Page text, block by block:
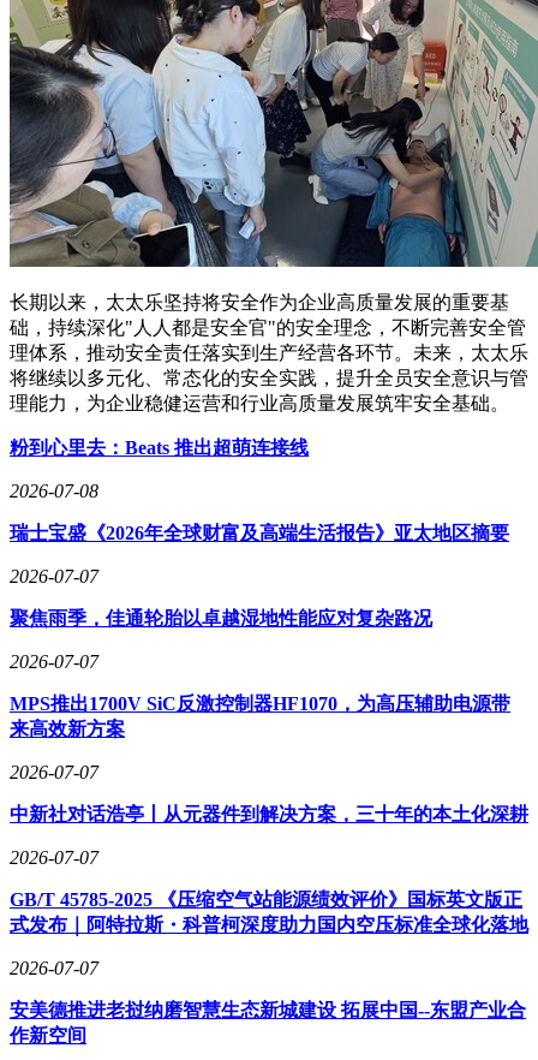
长期以来，太太乐坚持将安全作为企业高质量发展的重要基
础，持续深化"人人都是安全官"的安全理念，不断完善安全管
理体系，推动安全责任落实到生产经营各环节。未来，太太乐
将继续以多元化、常态化的安全实践，提升全员安全意识与管
理能力，为企业稳健运营和行业高质量发展筑牢安全基础。
粉到心里去：Beats 推出超萌连接线
2026-07-08
瑞士宝盛《2026年全球财富及高端生活报告》亚太地区摘要
2026-07-07
聚焦雨季，佳通轮胎以卓越湿地性能应对复杂路况
2026-07-07
MPS推出1700V SiC反激控制器HF1070，为高压辅助电源带
来高效新方案
2026-07-07
中新社对话浩亭丨从元器件到解决方案，三十年的本土化深耕
2026-07-07
GB/T 45785-2025 《压缩空气站能源绩效评价》国标英文版正
式发布｜阿特拉斯・科普柯深度助力国内空压标准全球化落地
2026-07-07
安美德推进老挝纳磨智慧生态新城建设 拓展中国--东盟产业合
作新空间